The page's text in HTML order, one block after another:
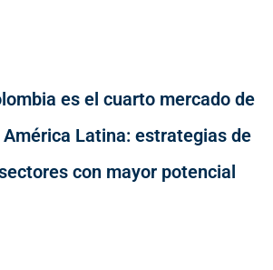
es el cuarto mercado de
Latina: estrategias de
con mayor potencial